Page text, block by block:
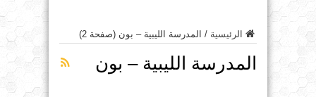
الرئيسية / المدرسة الليبية – بون (صفحة 2)
المدرسة الليبية – بون